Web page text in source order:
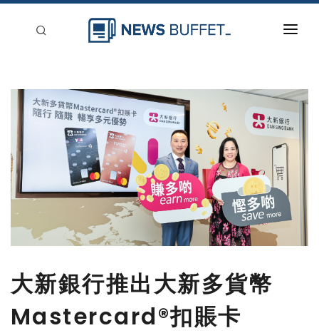
新聞稿分類
大新銀行推出大新多貨幣
Mastercard®扣賬卡